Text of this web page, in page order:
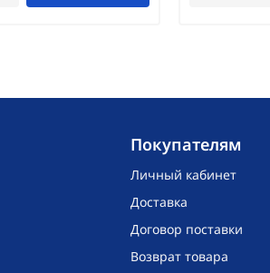
Покупателям
Личный кабинет
Доставка
Договор поставки
Возврат товара